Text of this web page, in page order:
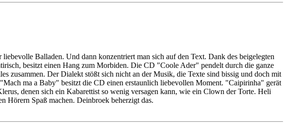
Balladen. Und dann konzentriert man sich auf den Text. Dank des beigelegten
besitzt einen Hang zum Morbiden. Die CD "Coole Ader" pendelt durch die ganze
zusammen. Der Dialekt stößt sich nicht an der Musik, die Texte sind bissig und doch mit
ma a Baby" besitzt die CD einen erstaunlich liebevollen Moment. "Caipirinha" gerät
denen sich ein Kabarettist so wenig versagen kann, wie ein Clown der Torte. Heli
Hörern Spaß machen. Deinbroek beherzigt das.